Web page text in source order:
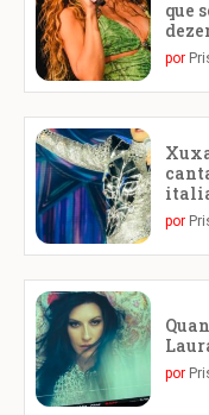
que
por
por
por